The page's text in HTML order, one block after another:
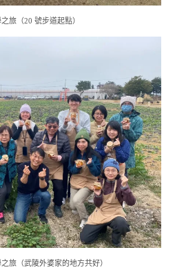
旅（20 號步道起點）
旅（武陵外婆家的地方共好）